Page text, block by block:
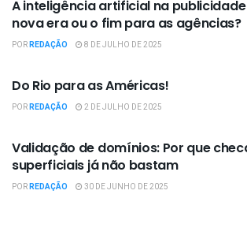
A inteligência artificial na
nova era ou o fim para as agências?
PORREDAÇÃO 8 DE JULHO DE 2025
Do Rio para as Américas!
PORREDAÇÃO 2 DE JULHO DE 2025
Validação de domínios: Por que
superficiais já não bastam
PORREDAÇÃO 30 DE JUNHO DE 2025